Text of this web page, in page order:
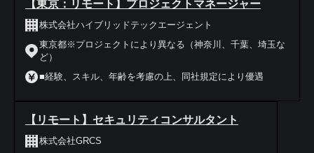
【東京：リモート】プロジェクトマネージャー
株式会社ハイブリッドテックエージェント
東京都※プロジェクトにより異なる（神奈川、千葉、埼玉な
ど）
■経験、スキル、年齢を考慮の上、同社規定により優遇
【リモート】セキュリティコンサルタント
株式会社GRCS